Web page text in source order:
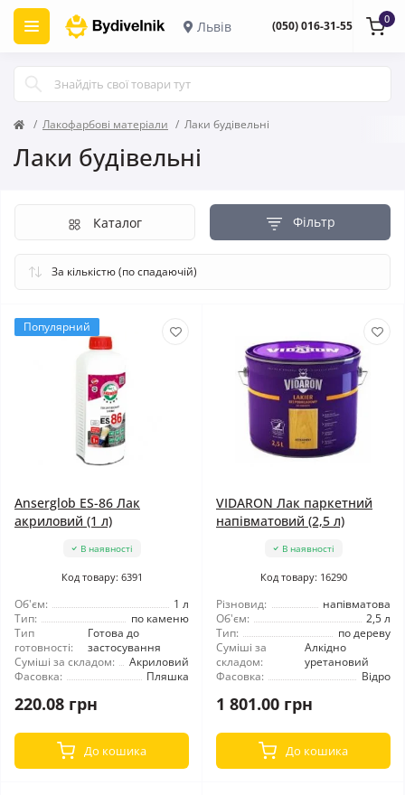
Львів (050) 016-31-55 0
Лакофарбові матеріали Лаки будівельні
Лаки будівельні
Фільтр
Каталог
Популярний
Anserglob ES-86 Лак
акриловий (1 л)
В наявності
Код товару: 6391
Об'єм:
1 л
Тип:
по каменю
Тип
готовності:
Готова до
застосування
Суміші за складом:
Акриловий
Фасовка:
Пляшка
220.08 грн
До кошика
VIDARON Лак паркетний
напівматовий (2,5 л)
В наявності
Код товару: 16290
Різновид:
напівматова
Об'єм:
2,5 л
Тип:
по дереву
Суміші за
складом:
Алкідно
уретановий
Фасовка:
Відро
1 801.00 грн
До кошика